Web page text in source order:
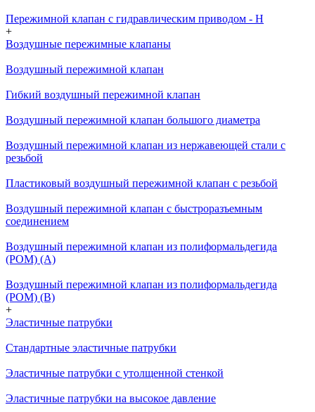
Пережимной клапан с гидравлическим приводом - H
+
Воздушные пережимные клапаны
Воздушный пережимной клапан
Гибкий воздушный пережимной клапан
Воздушный пережимной клапан большого диаметра
Воздушный пережимной клапан из нержавеющей стали с
резьбой
Пластиковый воздушный пережимной клапан с резьбой
Воздушный пережимной клапан с быстроразъемным
соединением
Воздушный пережимной клапан из полиформальдегида
(POM) (A)
Воздушный пережимной клапан из полиформальдегида
(POM) (B)
+
Эластичные патрубки
Стандартные эластичные патрубки
Эластичные патрубки с утолщенной стенкой
Эластичные патрубки на высокое давление